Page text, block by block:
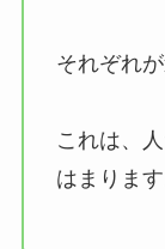
い
杞
し
それぞれ
これは、
はまります